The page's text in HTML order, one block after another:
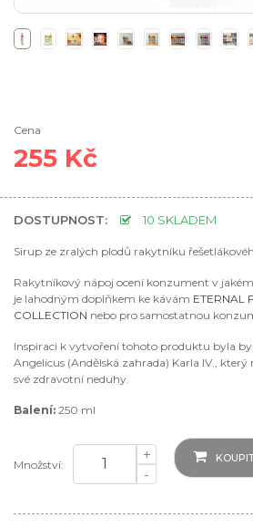
Cena
255 Kč
DOSTUPNOST: 10 SKLADEM
Sirup ze zralých plodů rakytníku
Rakytníkový nápoj ocení konzument v
je lahodným doplňkem ke kávám ETERNAL
COLLECTION nebo pro samostatnou
Inspiraci k vytvoření tohoto produktu byla
Angelicus (Andělská zahrada) Karla IV.,
své zdravotní neduhy.
Balení: 250 ml
Množství:
+
-